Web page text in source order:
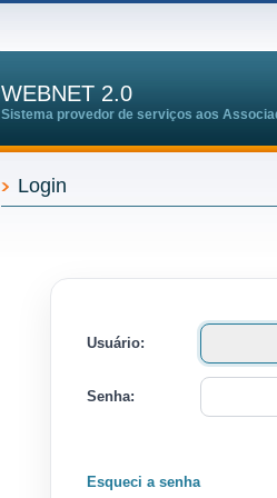
WEBNET 2.0
Sistema provedor de serviços aos
Login
Usuário:
Senha:
Esqueci a senha